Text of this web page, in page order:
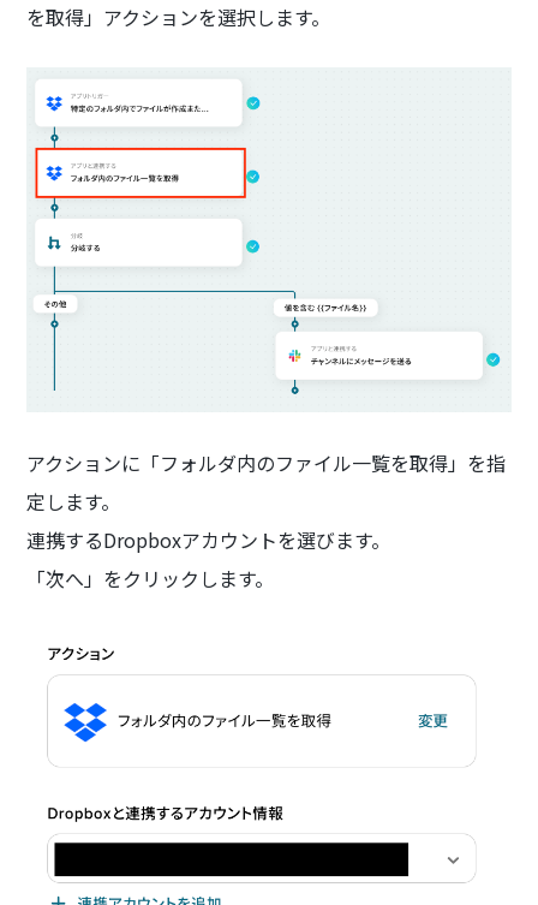
を取得」アクションを選択します。
アクションに「フォルダ内のファイル一覧を取得」を指
定します。
連携するDropboxアカウントを選びます。
「次へ」をクリックします。